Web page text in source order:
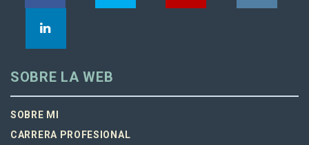
SOBRE LA WEB
SOBRE MI
CARRERA PROFESIONAL